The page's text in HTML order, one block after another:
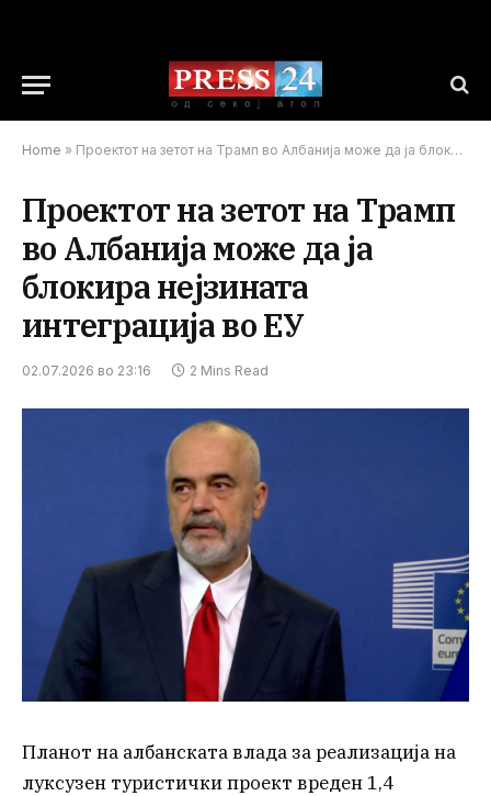
Home » Проектот на зетот на Трамп во Албанија може да ја блокира нејзината интеграција во ЕУ
Проектот на зетот на Трамп
во Албанија може да ја
блокира нејзината
интеграција во ЕУ
02.07.2026 во 23:16 2 Mins Read
Планот на албанската влада за реализација на
луксузен туристички проект вреден 1,4